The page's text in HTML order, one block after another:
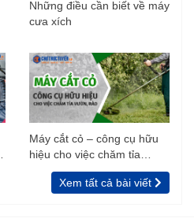
Những điều cần biết về máy
cưa xích
Máy cắt cỏ – công cụ hữu
hiệu cho việc chăm tỉa
vườn, rào
Xem tất cả bài viết